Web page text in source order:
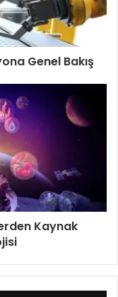
Genel Bakış
Kaynak